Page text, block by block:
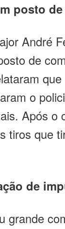
posto
André
de
o
Após o
tiros que
de
grande